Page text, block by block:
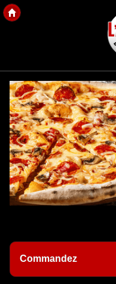
Commandez
Copyright Des-click